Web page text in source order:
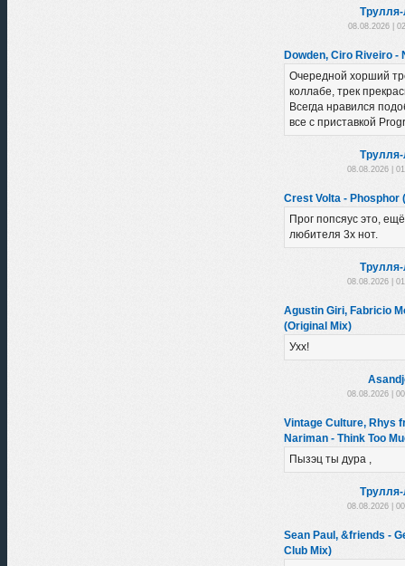
08.08.2026 |
Dowden, Ciro Riveiro -
Очередной хорший
коллабе, трек
Всегда нравился
все с приставкой
08.08.2026 |
Crest Volta - Phosphor
Прог попсяус это,
любителя 3х нот.
08.08.2026 |
Agustin Giri, Fabricio
(Original Mix)
Ухх!
08.08.2026 |
Vintage Culture, Rhys
Nariman - Think Too
Пызэц ты дура ,
08.08.2026 |
Sean Paul, &friends -
Club Mix)